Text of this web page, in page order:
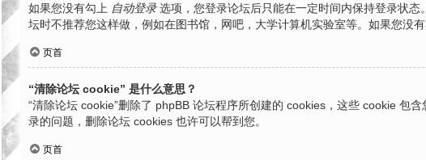
如果您没有勾上 自动登录选项，您登录论坛后只能在一定时间内保持登录状
坛时不推荐您这样做，例如在图书馆，网吧，大学计算机实验室等。如果您没
页首
“清除论坛 cookie” 是什么意思？
“清除论坛 cookie”删除了 phpBB 论坛程序所创建的 cookies，这些 cookie 包
录的问题，删除论坛 cookies 也许可以帮到您。
页首